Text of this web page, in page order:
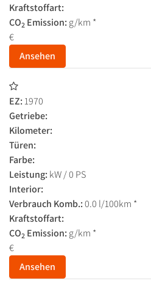
Kraftstoffart:
CO2 Emission: g/km *
€
Ansehen
EZ: 1970
Getriebe:
Kilometer:
Türen:
Farbe:
Leistung: kW / 0 PS
Interior:
Verbrauch Komb.:0.0 l/100km *
Kraftstoffart:
CO2 Emission: g/km *
€
Ansehen